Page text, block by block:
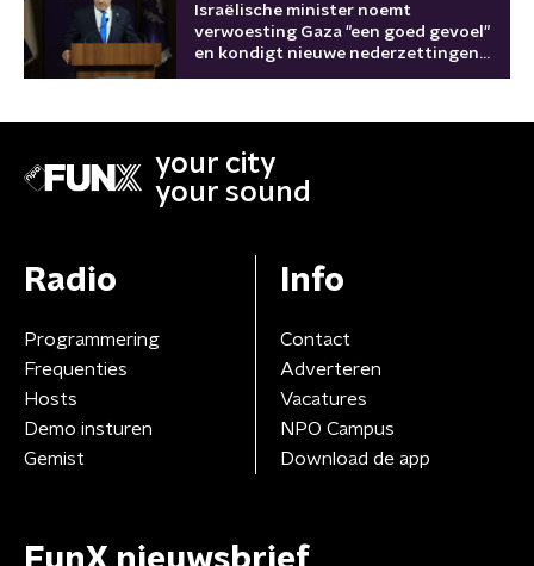
Israëlische minister noemt
verwoesting Gaza "een goed gevoel"
en kondigt nieuwe nederzettingen
your city
your sound
Radio
Programmering
Frequenties
Hosts
Demo insturen
Gemist
Info
Contact
Adverteren
Vacatures
NPO Campus
Download de app